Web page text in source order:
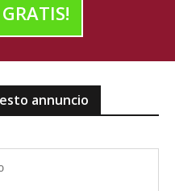
annuncio